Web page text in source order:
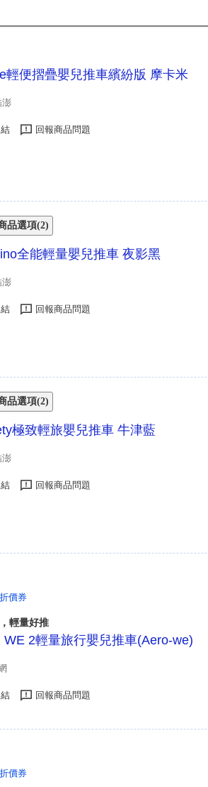
輕便摺疊嬰兒推車繽紛版 摩卡米
澎
回報商品問題
品選項(2)
全能輕量嬰兒推車 夜影黑
澎
回報商品問題
品選項(2)
極致輕旅嬰兒推車 牛津藍
澎
回報商品問題
價券
輕量好推
WE 2輕量旅行嬰兒推車(Aero-we)
回報商品問題
價券